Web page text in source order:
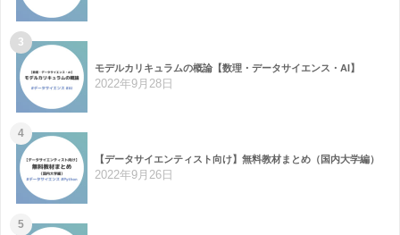
3
モデルカリキュラムの概論【数理・データサイエンス・AI】
2022年9月28日
4
【データサイエンティスト向け】無料教材まとめ（国内大学編）
2022年9月26日
5